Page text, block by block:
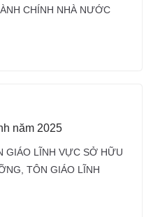
CHÍNH NHÀ NƯỚC
năm 2025
GIÁO LĨNH VỰC SỞ HỮU
TÔN GIÁO LĨNH